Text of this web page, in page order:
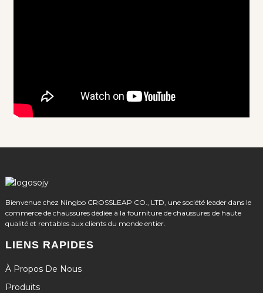
Bienvenue chez Ningbo CROSSLEAP CO., LTD, une société leader dans le
commerce de chaussures dédiée à la fourniture de chaussures de haute
qualité et rentables aux clients du monde entier.
LIENS RAPIDES
À Propos De Nous
Produits